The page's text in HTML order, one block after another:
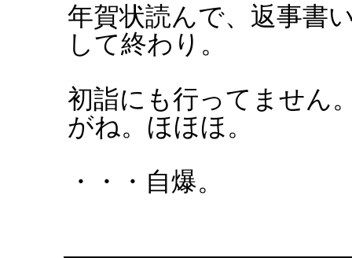
年賀状読んで、返事書
して終わり。
初詣にも行ってません
がね。ほほほ。
・・・自爆。